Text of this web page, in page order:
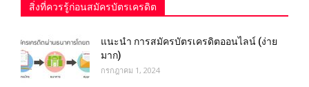
สิ่งที่ควรรู้ก่อนสมัครบัตรเครดิต
แนะนำ การสมัครบัตรเครดิตออนไลน์ (ง่าย
มาก)
กรกฎาคม 1, 2024